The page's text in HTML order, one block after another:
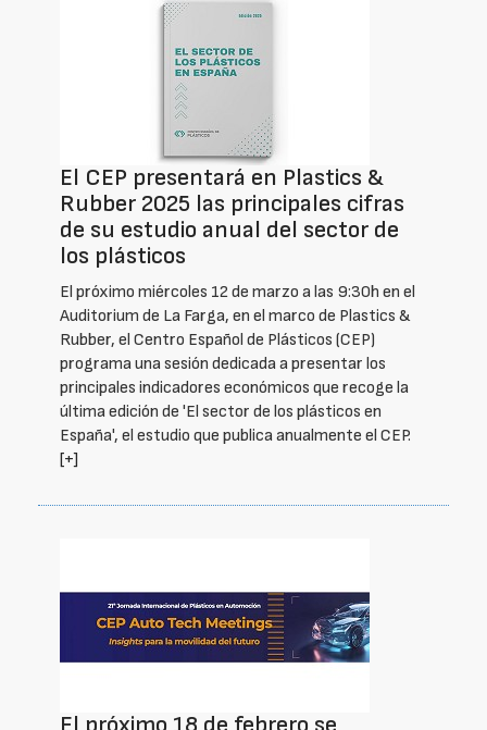
El CEP presentará en Plastics &
Rubber 2025 las principales cifras
de su estudio anual del sector de
los plásticos
El próximo miércoles 12 de marzo a las 9:30h en el
Auditorium de La Farga, en el marco de Plastics &
Rubber, el Centro Español de Plásticos (CEP)
programa una sesión dedicada a presentar los
principales indicadores económicos que recoge la
última edición de 'El sector de los plásticos en
España', el estudio que publica anualmente el CEP.
[+]